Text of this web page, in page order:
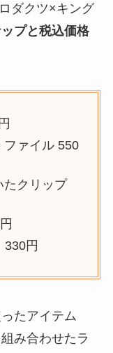
ダクツ×キング
プと税込価格
ファイル 550
たクリップ
円
たアイテム
み合わせたラ